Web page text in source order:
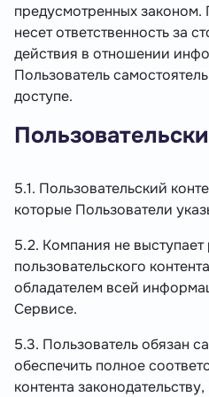
предусмотренных
несет ответственность за
действия в отношении
Пользователь
доступе.
5.1. Пользовательский
которые Пользователи
5.2. Компания не
пользовательского
обладателем всей
Сервисе.
5.3. Пользователь обязан
обеспечить полное
контента